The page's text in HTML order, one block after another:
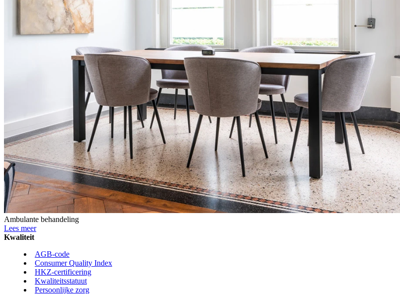
Ambulante behandeling
Lees meer
Kwaliteit
AGB-code
Consumer Quality Index
HKZ-certificering
Kwaliteitsstatuut
Persoonlijke zorg